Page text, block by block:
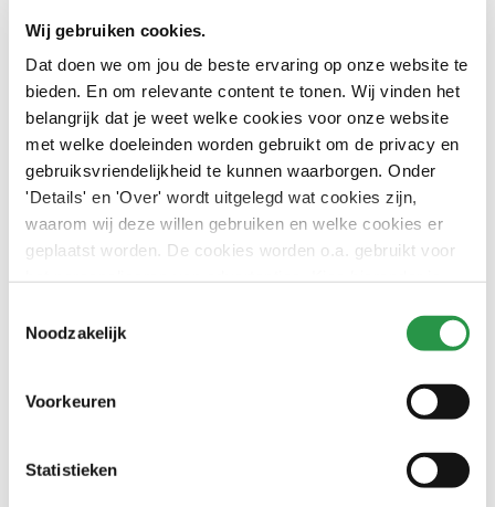
Wij gebruiken cookies.
Dat doen we om jou de beste ervaring op onze website te
bieden. En om relevante content te tonen. Wij vinden het
belangrijk dat je weet welke cookies voor onze website
met welke doeleinden worden gebruikt om de privacy en
gebruiksvriendelijkheid te kunnen waarborgen. Onder
'Details' en 'Over' wordt uitgelegd wat cookies zijn,
waarom wij deze willen gebruiken en welke cookies er
geplaatst worden. De cookies worden o.a. gebruikt voor
Noodzakelijk
Voorkeuren
Statistieken
verwijderen. Onze specialisten zetten hun expertise in om
jouw zorginstelling weer fris en schoon te krijgen. Dankzij
onze duurzame schoonmaakbenaderingen en
innovatieve technieken zorgen wij voor een gezond
leefklimaat. Neem contact op met CSU voor een
oplossing op maat en zeg vaarwel tegen ongewenste
geuren in jouw zorginstelling.
Contact
Wil je eerst liever iemand spreken? Dat kan natuurlijk!
je graag verder.
zorg@csu.nl